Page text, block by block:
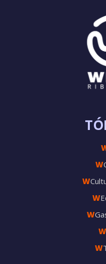
W
W
W
W
W
W